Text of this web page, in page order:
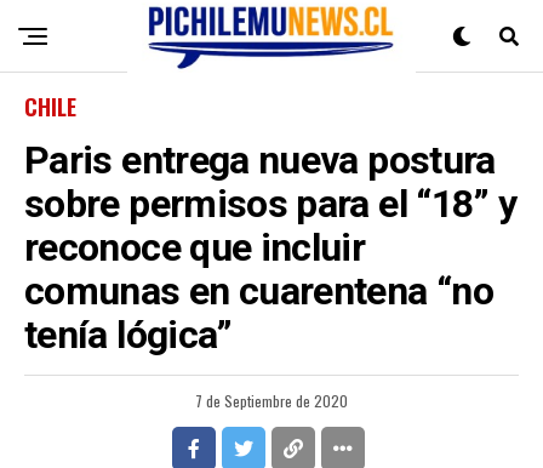
CHILE
Paris entrega nueva postura
sobre permisos para el “18” y
reconoce que incluir
comunas en cuarentena “no
tenía lógica”
7 de Septiembre de 2020